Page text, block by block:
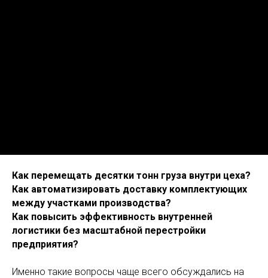
Как перемещать десятки тонн груза внутри цеха?
Как автоматизировать доставку комплектующих
между участками производства?
Как повысить эффективность внутренней
логистики без масштабной перестройки
предприятия?
Именно такие вопросы чаще всего обсуждались на